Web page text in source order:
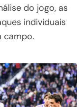
do jogo, as
individuais
campo.